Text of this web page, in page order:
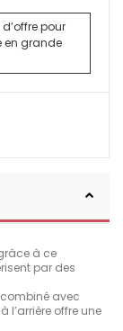
pour
en grande
à ce
par des
combiné avec
l’arrière offre une